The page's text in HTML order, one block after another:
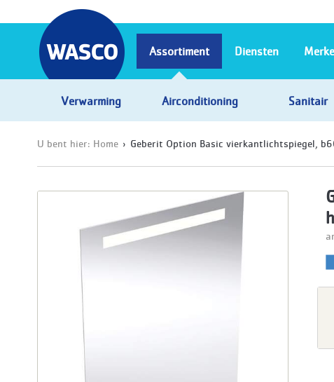
Assortiment
Verwarming Airconditioning Sanitair
Diensten
U bent hier: Home Geberit Option Basic vierkantlichtspiegel,